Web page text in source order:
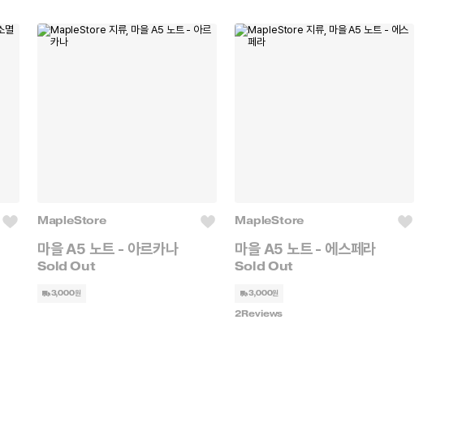
MapleStore
마을 A5 노트 - 아르카나
3,000원
MapleStore
마을 A5 노트 - 에스페라
3,000원
Reviews
2